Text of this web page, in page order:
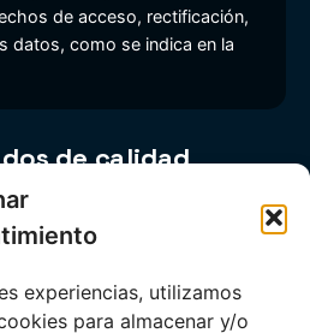
experiencias, utilizamos
para almacenar y/o
de acceso, rectificación,
datos, como se indica en la
de calidad